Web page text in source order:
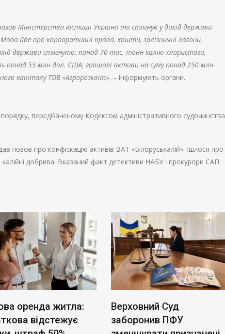
Міністерства юстиції України та стягнув у дохід держави
йде про корпоративні права, кошти, залізничні вагони,
держави стягнуто: понад 70 тис. тонн калію хлористого,
понад 55 млн дол. США; грошові активи на суму понад 250 млн
капіталу ТОВ «Агророзквіт», – інформують органи.
передбаченому Кодексом адміністративного судочинства
позов про конфіскацію активів ВАТ «Білоруськалій». Ішлося про
калійні добрива. Вказаний факт детективи НАБУ і прокурори САП
оренда житла:
відстежує
Верховний Суд
заборонив ПФУ